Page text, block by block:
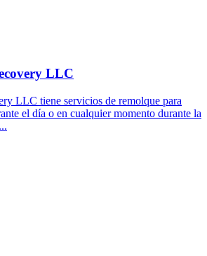
LLC
LLC tiene servicios de remolque para
el día o en cualquier momento durante la